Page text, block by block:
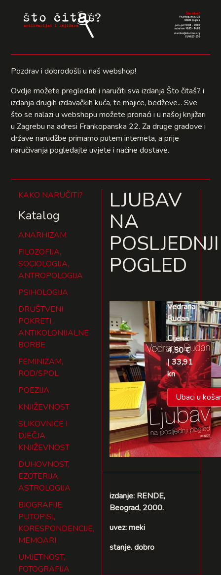
Pozdrav i dobrodošli u naš webshop!
Ovdje možete pregledati i naručiti sva izdanja Što čitaš? i
izdanja drugih izdavačkih kuća, te majice, bedževe... Sve
što se nalazi u webshopu možete pronaći i u našoj knjižari
u Zagrebu na adresi Frankopanska 22. Za druge gradove i
države narudžbe primamo putem interneta, a prije
naručivanja pogledajte uvjete i načine dostave.
KAKO NARUČITI?
Katalog
ANARHIZAM
FILOZOFIJA,
SOCIOLOGIJA,
ANTROPOLOGIJA
PSIHOLOGIJA
DRUŠTVENI
POKRETI,
ANTIKOLONIJALNE
BORBE
FEMINIZAM,
ROD/SPOL
POEZIJA
KNJIŽEVNOST
SLIKOVNICE I
DJEČJA
KNJIŽEVNOST
DUHOVNOST,
EZOTERIJA,
ASTROLOGIJA
BIOGRAFIJE,
PUTOPISI,
KORESPONDENCIJE,
MEMOARI
UMJETNOST,
FOTOGRAFIJA
LJUBAV
NA
POSLJEDNJI
POGLED
Vedrana
Rudan
Cijena:
4,50 €
| 33,91
kn
Ubaci u
izdanje: RENDE,
Beograd, 2000.
uvez: meki
stanje. dobro